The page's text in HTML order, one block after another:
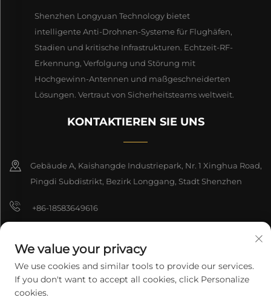
Shenzhen Longyuan Technology bietet
intelligente Anti-Drohnen-Systeme für Flughäfen,
Stadien und kritische Infrastrukturen. Echtzeit-RF-
Erkennung, Verfolgung und Störung mit
Hochgewinn-Antennen und maßgeschneiderten
Lösungen. Vertraut von Sicherheitsteams weltweit.
KONTAKTIEREN SIE UNS
Gebäude A, Kaishangde Industriepark, Nr. 1 Xinghua Road,
Pingdi Subdistrikt, Bezirk Longgang, Stadt Shenzhen
+86-18583649616
8618165761396
We value your privacy
We use cookies and similar tools to provide our services.
If you don't want to accept all cookies, click Personalize
cookies.